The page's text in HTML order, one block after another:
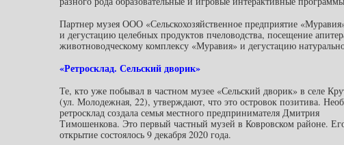
Партнер музея ООО «Сельскохозяйственное предприятие
и дегустацию целебных продуктов пчеловодства, посещение
животноводческому комплексу «Муравия» и дегустацию
«Ретросклад. Сельский дворик»
Те, кто уже побывал в частном музее «Сельский дворик» в селе
(ул. Молодежная, 22), утверждают, что это островок позитива.
ретросклад создала семья местного предпринимателя Дмитрия
Тимошенкова. Это первый частный музей в Ковровском районе.
открытие состоялось 9 декабря 2020 года.